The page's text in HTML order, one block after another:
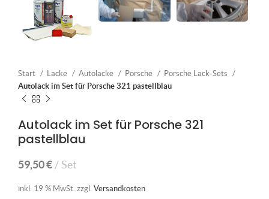
Start Lacke Autolacke Porsche
Porsche Lack-Sets
Autolack im Set für Porsche 321 pastellblau
Autolack im Set für Porsche 321
pastellblau
59,50€ Set
inkl. 19 % MwSt. zzgl. Versandkosten